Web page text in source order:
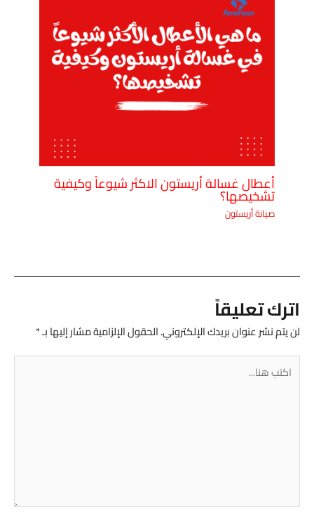
أعطال غسالة أريستون الاكثر شيوعاً وكيفية
تشخيصها؟
صيانة أريستون
اترك تعليقاً
لن يتم نشر عنوان بريدك الإلكتروني.الحقول الإلزامية مشار إليها بـ*
هنا...